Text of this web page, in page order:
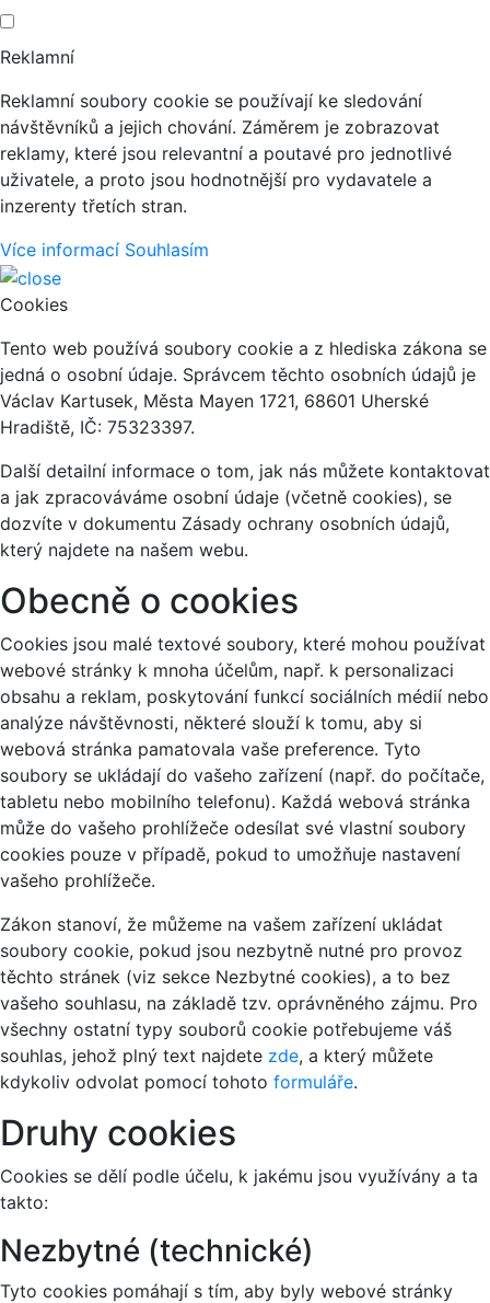
Reklamní
Reklamní soubory cookie se používají ke sledování
návštěvníků a jejich chování. Záměrem je zobrazovat
reklamy, které jsou relevantní a poutavé pro jednotlivé
uživatele, a proto jsou hodnotnější pro vydavatele a
inzerenty třetích stran.
Více informací Souhlasím
Cookies
Tento web používá soubory cookie a z hlediska zákona se
jedná o osobní údaje. Správcem těchto osobních údajů je
Václav Kartusek, Města Mayen 1721, 68601 Uherské
Hradiště, IČ: 75323397.
Další detailní informace o tom, jak nás můžete kontaktovat
a jak zpracováváme osobní údaje (včetně cookies), se
dozvíte v dokumentu Zásady ochrany osobních údajů,
který najdete na našem webu.
Obecně o cookies
Cookies jsou malé textové soubory, které mohou používat
webové stránky k mnoha účelům, např. k personalizaci
obsahu a reklam, poskytování funkcí sociálních médií nebo
analýze návštěvnosti, některé slouží k tomu, aby si
webová stránka pamatovala vaše preference. Tyto
soubory se ukládají do vašeho zařízení (např. do počítače,
tabletu nebo mobilního telefonu). Každá webová stránka
může do vašeho prohlížeče odesílat své vlastní soubory
cookies pouze v případě, pokud to umožňuje nastavení
vašeho prohlížeče.
Zákon stanoví, že můžeme na vašem zařízení ukládat
soubory cookie, pokud jsou nezbytně nutné pro provoz
těchto stránek (viz sekce Nezbytné cookies), a to bez
vašeho souhlasu, na základě tzv. oprávněného zájmu. Pro
všechny ostatní typy souborů cookie potřebujeme váš
souhlas, jehož plný text najdete zde, a který můžete
kdykoliv odvolat pomocí tohoto formuláře.
Druhy cookies
Cookies se dělí podle účelu, k jakému jsou využívány a ta
takto:
Nezbytné (technické)
Tyto cookies pomáhají s tím, aby byly webové stránky